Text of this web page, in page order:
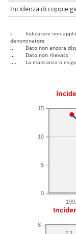
Incidenza di coppie
-
Indicatore non
denominatore
..
Dato non ancora
...
Dato non rilevato
....
La mancanza o
1991
0
5
10
15
8